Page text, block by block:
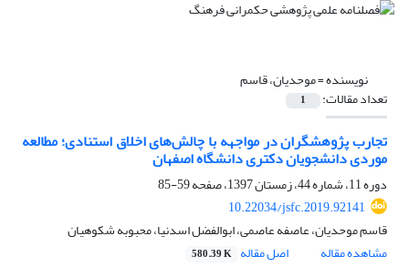
نویسنده =موحدیان، قاسم
تعداد مقالات: 1
تجارب پژوهشگران در مواجهه با چالش‌های اخلاق استنادی؛ مطالعه
موردی دانشجویان دکتری دانشگاه اصفهان
دوره 11، شماره 44، زمستان 1397، صفحه
59-85
10.22034/jsfc.2019.92141
قاسم موحدیان، عاصفه عاصمی، ابوالفضل اسدنیا، محبوبه شکوهیان
مشاهده مقاله
اصل مقاله 580.39 K